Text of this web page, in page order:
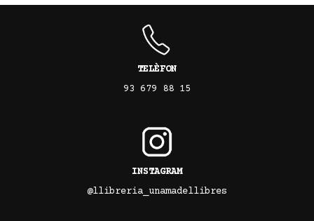
TELÈFON
93 679 88 15
INSTAGRAM
@llibreria_unamadellibres